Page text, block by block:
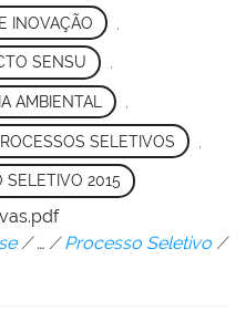
INOVAÇÃO
SENSU ,
AMBIENTAL
SELETIVOS
SELETIVO 2015
/… /Processo Seletivo /